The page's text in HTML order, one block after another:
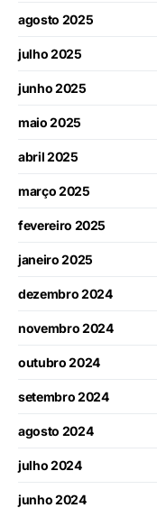
agosto 2025
julho 2025
junho 2025
maio 2025
abril 2025
março 2025
fevereiro 2025
janeiro 2025
dezembro 2024
novembro 2024
outubro 2024
setembro 2024
agosto 2024
julho 2024
junho 2024